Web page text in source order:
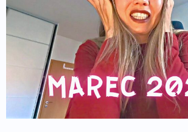
ľahké,
*Marec*